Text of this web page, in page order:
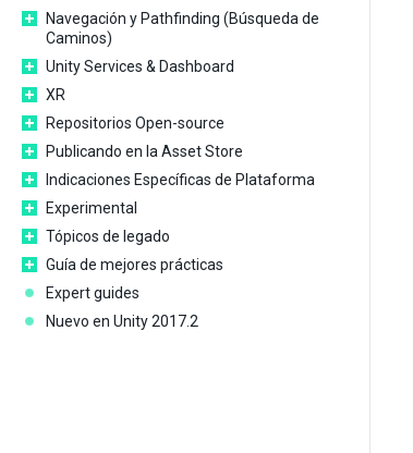
Navegación y Pathfinding (Búsqueda de
Caminos)
Unity Services & Dashboard
XR
Repositorios Open-source
Publicando en la Asset Store
Indicaciones Específicas de Plataforma
Experimental
Tópicos de legado
Guía de mejores prácticas
Expert guides
Nuevo en Unity 2017.2